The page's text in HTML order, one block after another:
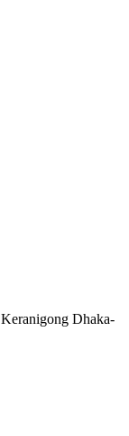
Dhaka-